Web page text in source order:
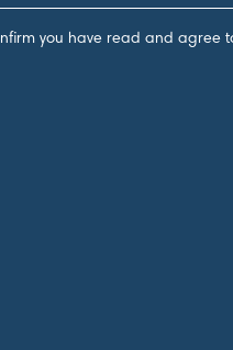
you have read and agree